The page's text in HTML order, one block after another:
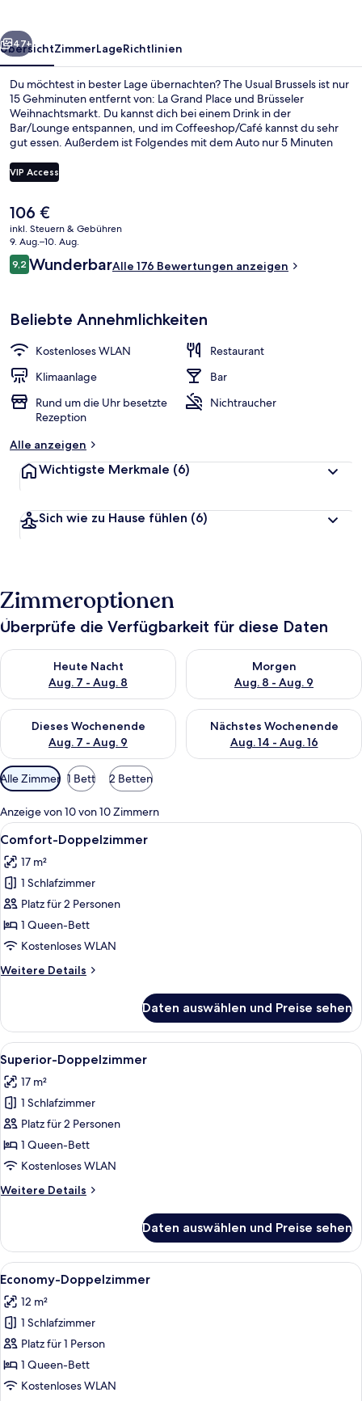
Weiter
47+
ÜbersichtZimmerLageRichtlinien
Du möchtest in bester Lage übernachten? The Usual Brussels ist nur
15 Gehminuten entfernt von: La Grand Place und Brüsseler
Weihnachtsmarkt. Du kannst dich bei einem Drink in der
Bar/Lounge entspannen, und im Coffeeshop/Café kannst du sehr
gut essen. Außerdem ist Folgendes mit dem Auto nur 5 Minuten
einen kurzen Fußmarsch von den öffentlichen Verkehrsmitteln
entfernt: Zur U-Bahn läuft man 3 Minuten (Station Rogier) bzw. 6
VIP Access
Der
aktuelle
Preis
beträgt
106 €.
106 €
inkl. Steuern & Gebühren
9. Aug.–10. Aug.
Bewertungen
9,29,2 von 10.
WunderbarAlle 176 Bewertungen anzeigen
Beliebte Annehmlichkeiten
Kostenloses WLAN
Restaurant
Klimaanlage
Bar
Rund um die Uhr besetzte
Rezeption
Nichtraucher
Alle anzeigen
Wichtigste Merkmale (6)
Sich wie zu Hause fühlen (6)
Zimmeroptionen
Überprüfe die Verfügbarkeit für diese Daten
Heute Nacht
Aug. 7 - Aug. 8
Überprüfe die Verfügbarkeit für heute Nacht, Aug. 7 - Aug. 8.
Morgen
Aug. 8 - Aug. 9
Überprüfe die Verfügbarkeit
Dieses Wochenende
Aug. 7 - Aug. 9
Überprüfe die Verfügbarkeit für dieses Wochenende, Aug. 7
Nächstes Wochenende
Aug. 14 - Aug. 16
Überprüfe die Verfügbarkeit
Verfügbare
Filter
für
Zimmer
Alle Zimmer 1 Bett 2 Betten
Anzeige von 10 von 10 Zimmern
Alle
Fotos
für
Comfort-
Doppelzimmer
anzeigen
Comfort-Doppelzimmer |
8
Comfort-Doppelzimmer
17 m²
1 Schlafzimmer
Platz für 2 Personen
1 Queen-Bett
Kostenloses WLAN
Weitere Details
Weitere
Doppelzimmer
Daten auswählen und Preise sehen
Alle
Fotos
für
Superior-
Doppelzimmer
anzeigen
Ein Hotelzimmer mit einem Bett,
9
Superior-Doppelzimmer
17 m²
1 Schlafzimmer
Platz für 2 Personen
1 Queen-Bett
Kostenloses WLAN
Weitere Details
Weitere
Doppelzimmer
Daten auswählen und Preise sehen
Alle
Fotos
für
Economy-
Doppelzimmer
anzeigen
Ein modernes Hotelzimmer mit
6
Economy-Doppelzimmer
12 m²
1 Schlafzimmer
Platz für 1 Person
1 Queen-Bett
Kostenloses WLAN